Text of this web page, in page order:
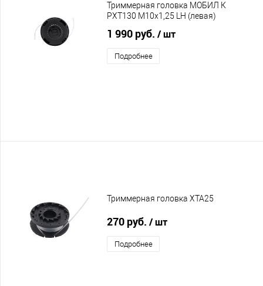
Триммерная головка МОБИЛ К
PXT130 M10x1,25 LH (левая)
1 990 руб. / шт
Подробнее
Триммерная головка XTA25
270 руб. / шт
Подробнее